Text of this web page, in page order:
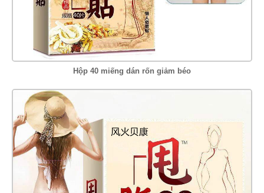
Hộp 40 miếng dán rốn giảm béo